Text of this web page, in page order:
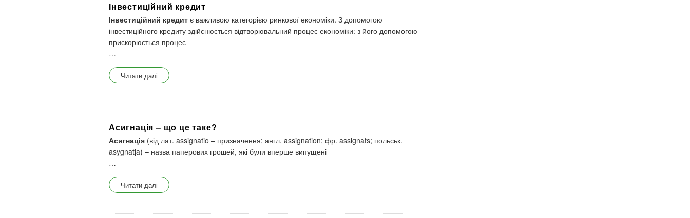
Інвестиційний кредит
Інвестиційний кредит є важливою категорією ринкової економіки. З допомогою
інвестиційного кредиту здійснюється відтворювальний процес економіки: з його допомогою
прискорюється процес
…
Читати далі
Асигнація – що це таке?
Асигнація (від лат. assignatio – призначення; англ. assignation; фр. assignats; польськ.
asygnatja) – назва паперових грошей, які були вперше випущені
…
Читати далі